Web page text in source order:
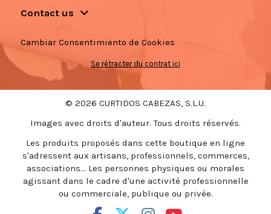
Contact us
Cambiar Consentimiento de Cookies
Se rétracter du contrat ici
© 2026 CURTIDOS CABEZAS, S.L.U.
Images avec droits d'auteur. Tous droits réservés.
Les produits proposés dans cette boutique en ligne
s'adressent aux artisans, professionnels, commerces,
associations... Les personnes physiques ou morales
agissant dans le cadre d'une activité professionnelle
ou commerciale, publique ou privée.